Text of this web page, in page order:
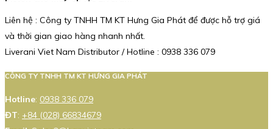
Liên hệ : Công ty TNHH TM KT Hưng Gia Phát để được hỗ trợ giá
và thời gian giao hàng nhanh nhất.
Liverani Viet Nam Distributor / Hotline : 0938 336 079
CÔNG TY TNHH TM KT HƯNG GIA PHÁT
Hotline: 0938 336 079
ĐT: +84 (028) 66834679